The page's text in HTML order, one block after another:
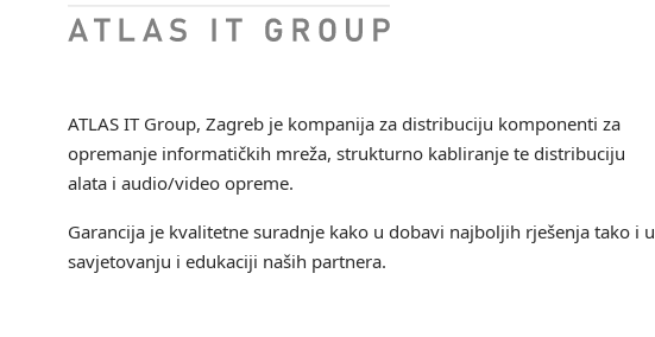
ATLAS IT Group, Zagreb je kompanija za distribuciju komponenti za
opremanje informatičkih mreža, strukturno kabliranje te distribuciju
alata i audio/video opreme.
Garancija je kvalitetne suradnje kako u dobavi najboljih rješenja tako i u
savjetovanju i edukaciji naših partnera.